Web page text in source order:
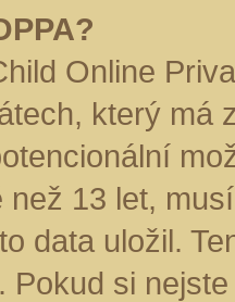
Online
který má
než 13 let,
data uložil.
Pokud si